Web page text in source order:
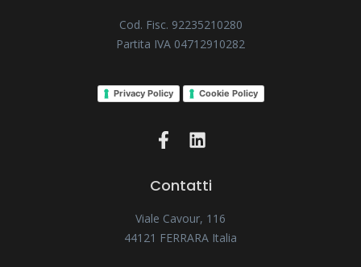
Cod. Fisc. 92235210280
Partita IVA 04712910282
Privacy Policy Cookie Policy
Contatti
Viale Cavour, 116
44121 FERRARA Italia